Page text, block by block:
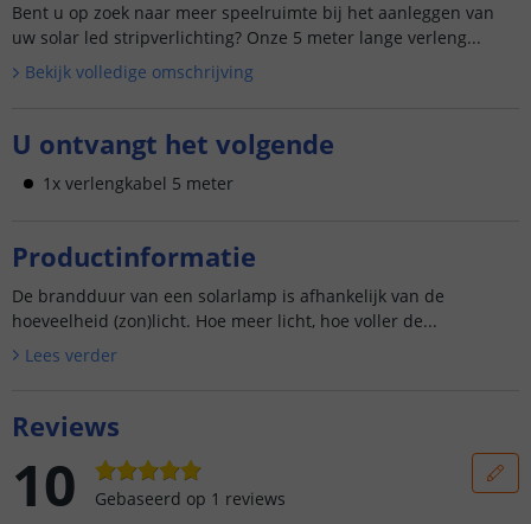
Bent u op zoek naar meer speelruimte bij het aanleggen van
uw solar led stripverlichting? Onze 5 meter lange verleng...
Bekijk volledige omschrijving
U ontvangt het volgende
1x verlengkabel 5 meter
Productinformatie
De brandduur van een solarlamp is afhankelijk van de
hoeveelheid (zon)licht. Hoe meer licht, hoe voller de...
Lees verder
Reviews
10 Gebaseerd op 1 reviews